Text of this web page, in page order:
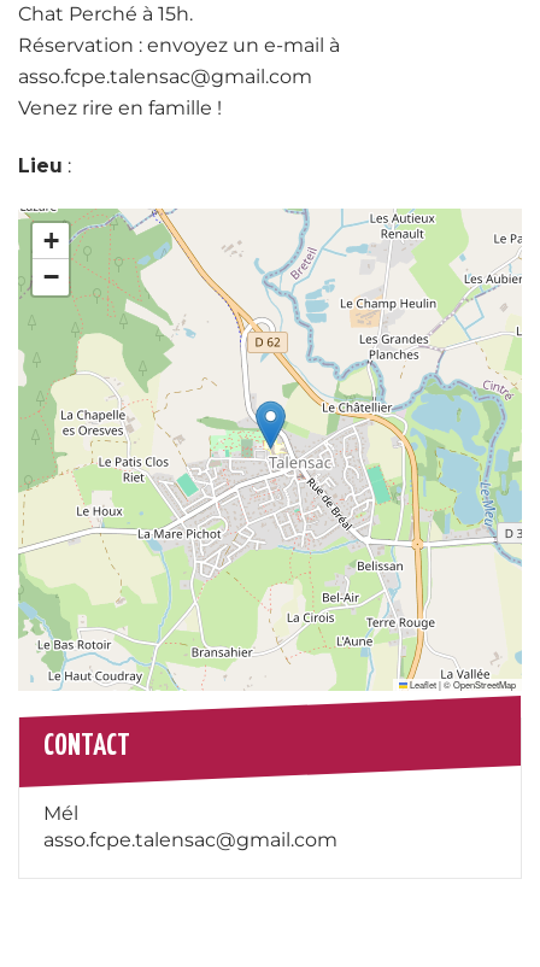
Chat Perché à 15h.
Réservation : envoyez un e-mail à
asso.fcpe.talensac@gmail.com
Venez rire en famille !
Lieu :
+
−
Leaflet|©OpenStreetMap
CONTACT
Mél
asso.fcpe.talensac@gmail.com